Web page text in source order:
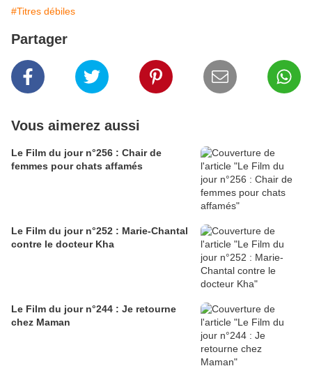
#Titres débiles
Partager
Vous aimerez aussi
Le Film du jour n°256 : Chair de
femmes pour chats affamés
Le Film du jour n°252 : Marie-Chantal
contre le docteur Kha
Le Film du jour n°244 : Je retourne
chez Maman